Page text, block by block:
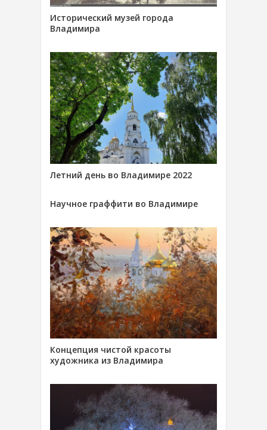
Исторический музей города
Владимира
Летний день во Владимире 2022
Научное граффити во Владимире
Концепция чистой красоты
художника из Владимира